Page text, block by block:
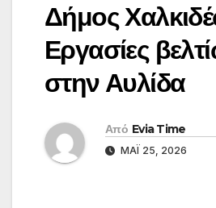
Δήμος
Εργασίες
στην Αυλίδα
Από Evia Time
ΜΆΙ 25, 2026